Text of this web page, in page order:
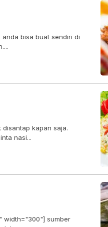
bisa buat sendiri di
kapan saja.
nasi...
width="300"] sumber